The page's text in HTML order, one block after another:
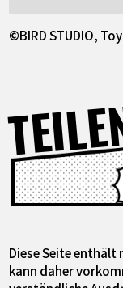
©BIRD STUDIO,
Diese Seite enthält
kann daher